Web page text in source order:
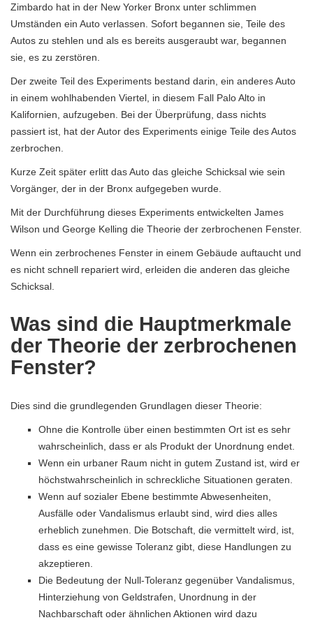
Zimbardo hat in der New Yorker Bronx unter schlimmen
Umständen ein Auto verlassen. Sofort begannen sie, Teile des
Autos zu stehlen und als es bereits ausgeraubt war, begannen
sie, es zu zerstören.
Der zweite Teil des Experiments bestand darin, ein anderes Auto
in einem wohlhabenden Viertel, in diesem Fall Palo Alto in
Kalifornien, aufzugeben. Bei der Überprüfung, dass nichts
passiert ist, hat der Autor des Experiments einige Teile des Autos
zerbrochen.
Kurze Zeit später erlitt das Auto das gleiche Schicksal wie sein
Vorgänger, der in der Bronx aufgegeben wurde.
Mit der Durchführung dieses Experiments entwickelten James
Wilson und George Kelling die Theorie der zerbrochenen Fenster.
Wenn ein zerbrochenes Fenster in einem Gebäude auftaucht und
es nicht schnell repariert wird, erleiden die anderen das gleiche
Schicksal.
Was sind die Hauptmerkmale
der Theorie der zerbrochenen
Fenster?
Dies sind die grundlegenden Grundlagen dieser Theorie:
Ohne die Kontrolle über einen bestimmten Ort ist es sehr
wahrscheinlich, dass er als Produkt der Unordnung endet.
Wenn ein urbaner Raum nicht in gutem Zustand ist, wird er
höchstwahrscheinlich in schreckliche Situationen geraten.
Wenn auf sozialer Ebene bestimmte Abwesenheiten,
Ausfälle oder Vandalismus erlaubt sind, wird dies alles
erheblich zunehmen. Die Botschaft, die vermittelt wird, ist,
dass es eine gewisse Toleranz gibt, diese Handlungen zu
akzeptieren.
Die Bedeutung der Null-Toleranz gegenüber Vandalismus,
Hinterziehung von Geldstrafen, Unordnung in der
Nachbarschaft oder ähnlichen Aktionen wird dazu